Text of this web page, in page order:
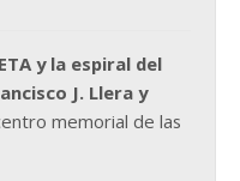
y la espiral del
J. Llera y
memorial de las